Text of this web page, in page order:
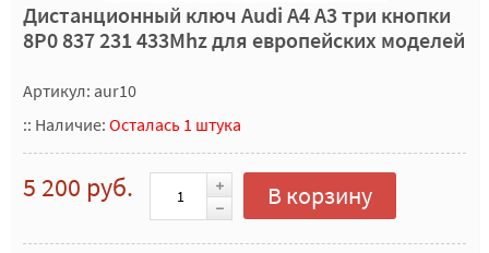
Дистанционный ключ Audi A4 A3 три кнопки
8P0 837 231 433Mhz для европейских моделей
Артикул: aur10
:: Наличие: Осталась 1 штука
5 200 руб. В корзину